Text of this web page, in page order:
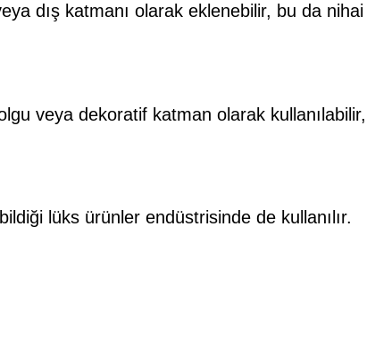
dış katmanı olarak eklenebilir, bu da nihai
veya dekoratif katman olarak kullanılabilir,
lüks ürünler endüstrisinde de kullanılır.